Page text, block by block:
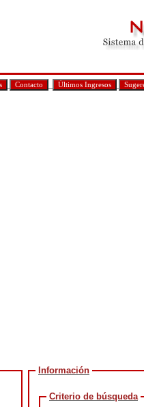
Información
Criterio de búsqueda